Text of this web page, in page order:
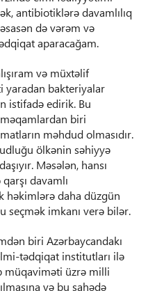
antibiotiklərə davamlılıq
də vərəm və
aparacağam.
və müxtəlif
yaradan bakteriyalar
istifadə edirik. Bu
biri
məhdud olmasıdır.
ölkənin səhiyyə
Məsələn, hansı
davamlı
həkimlərə daha düzgün
seçmək imkanı verə bilər.
biri Azərbaycandakı
tədqiqat institutları ilə
müqaviməti üzrə milli
və bu sahədə